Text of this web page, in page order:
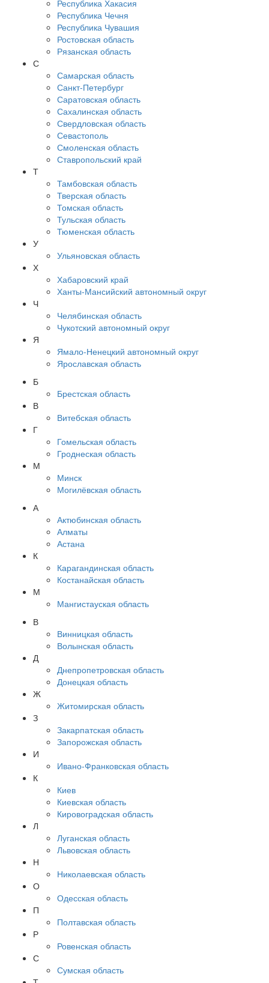
Республика Хакасия
Республика Чечня
Республика Чувашия
Ростовская область
Рязанская область
С
Самарская область
Санкт-Петербург
Саратовская область
Сахалинская область
Свердловская область
Севастополь
Смоленская область
Ставропольский край
Т
Тамбовская область
Тверская область
Томская область
Тульская область
Тюменская область
У
Ульяновская область
Х
Хабаровский край
Ханты-Мансийский автономный округ
Ч
Челябинская область
Чукотский автономный округ
Я
Ямало-Ненецкий автономный округ
Ярославская область
Б
Брестская область
В
Витебская область
Г
Гомельская область
Гроднеская область
М
Минск
Могилёвская область
А
Актюбинская область
Алматы
Астана
К
Карагандинская область
Костанайская область
М
Мангистауская область
В
Винницкая область
Волынская область
Д
Днепропетровская область
Донецкая область
Ж
Житомирская область
З
Закарпатская область
Запорожская область
И
Ивано-Франковская область
К
Киев
Киевская область
Кировоградская область
Л
Луганская область
Львовская область
Н
Николаевская область
О
Одесская область
П
Полтавская область
Р
Ровенская область
С
Сумская область